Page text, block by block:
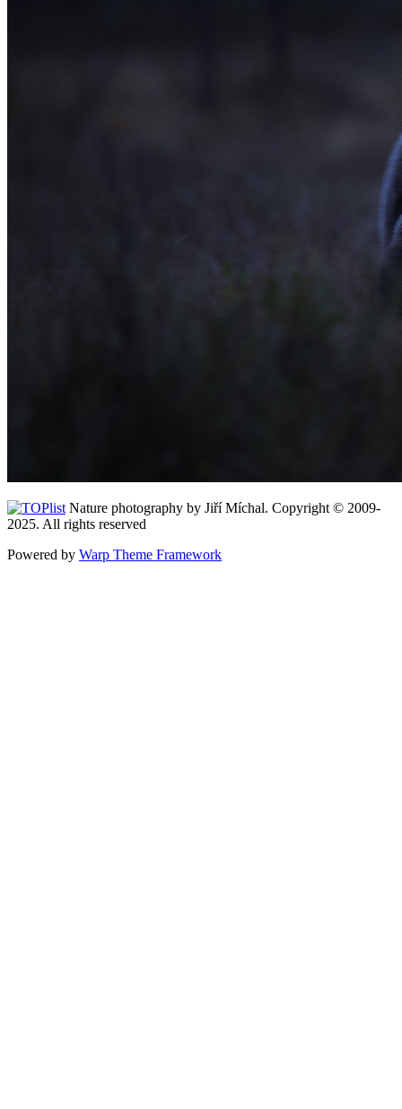
Nature photography by Jiří Míchal. Copyright © 2009-
2025. All rights reserved
Powered by Warp Theme Framework